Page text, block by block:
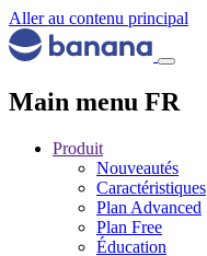
Aller au contenu principal
Main menu FR
Produit
Nouveautés
Caractéristiques
Plan Advanced
Plan Free
Éducation